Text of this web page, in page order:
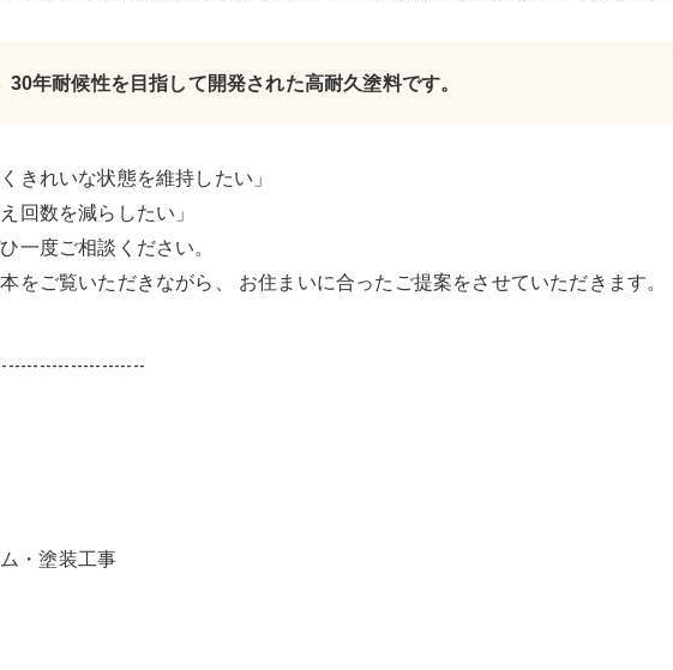
30年耐候性を目指して開発された高耐久塗料です。
きれいな状態を維持したい」
回数を減らしたい」
一度ご相談ください。
をご覧いただきながら、 お住まいに合ったご提案をさせていただきます。
・塗装工事